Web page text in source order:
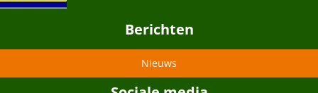
Berichten
Nieuws